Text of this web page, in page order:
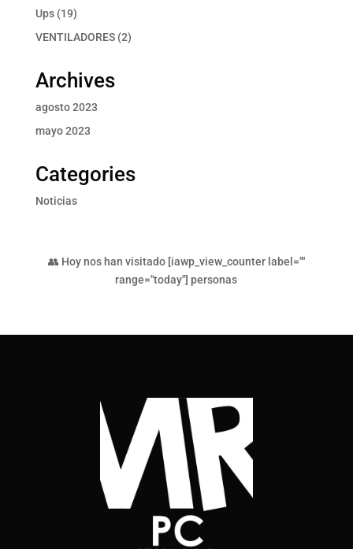
producto
Ups 1919
productos
VENTILADORES 22
Archives
agosto 2023
mayo 2023
Categories
Noticias
👥 Hoy nos han visitado [iawp_view_counter label=""
range="today"] personas